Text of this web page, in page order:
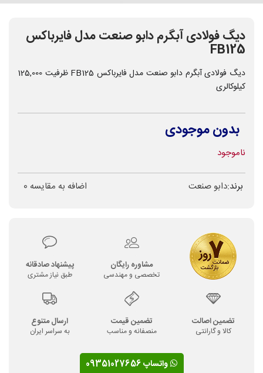
دیگ فولادی آبگرم دابو صنعت مدل فایرباکس
FB125
دیگ فولادی آبگرم دابو صنعت مدل فایرباکس FB125 ظرفیت 125,000
کیلوکالری
بدون موجودی
ناموجود
برند:دابو صنعت اضافه به مقایسه 0
مشاوره رایگان
تخصصی و مهندسی
پیشنهاد صادقانه
طبق نیاز مشتری
تضمین اصالت
کالا و گارانتی
تضمین قیمت
منصفانه و مناسب
ارسال متنوع
به سراسر ایران
واتساپ 09351027656